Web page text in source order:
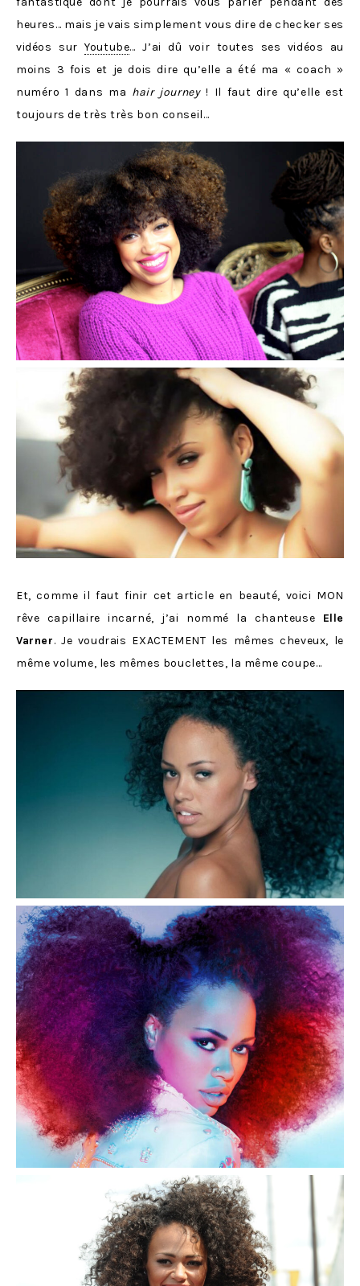
heures… mais je vais simplement vous dire de checker ses
vidéos surYoutube… J’ai dû voir toutes ses vidéos au
moins 3 fois et je dois dire qu’elle a été ma « coach »
numéro 1 dans ma hair journey! Il faut dire qu’elle est
toujours de très très bon conseil…
Et, comme il faut finir cet article en beauté, voici MON
rêve capillaire incarné, j’ai nommé la chanteuse Elle
Varner. Je voudrais EXACTEMENT les mêmes cheveux, le
même volume, les mêmes bouclettes, la même coupe…